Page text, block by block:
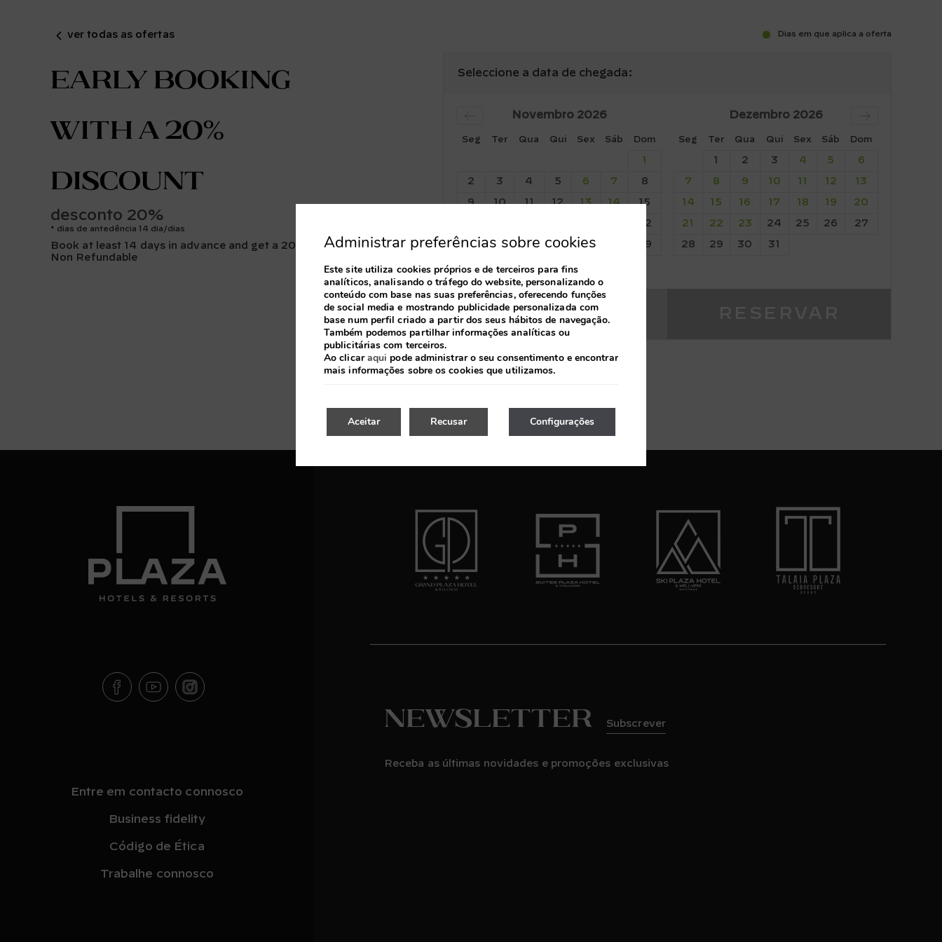
ver todas as ofertas
Early Booking
with a 20%
discount
desconto 20%
dias de antedência 14 dia/dias
Book at least 14 days in advance and get a 20% discount.
Non Refundable
Dias em que aplica a oferta
Seleccione a data de chegada:
Novembro 2026
Seg Ter Qua Qui Sex Sáb Dom
1
2 3 4 5 6 7 8
9 10 11 12 13 14 15
22
23 24 25 26 27 29
30
Dezembro 2026
Seg Ter Qua Qui Sex Sáb Dom
1 2 3 4 5 6
7 8 9 10 11 12 13
14 15 16 17 18 19 20
21 22 23 24 25 26 27
28 29 30 31
Noites
Entre em contacto connosco
Business fidelity
Código de Ética
Trabalhe connosco
Newsletter Subscrever
Receba as últimas novidades e promoções exclusivas
Administrar preferências sobre cookies
Este site utiliza cookies próprios e de terceiros para fins
analíticos, analisando o tráfego do website, personalizando o
conteúdo com base nas suas preferências, oferecendo funções
de social media e mostrando publicidade personalizada com
base num perfil criado a partir dos seus hábitos de navegação.
Também podemos partilhar informações analíticas ou
publicitárias com terceiros.
Ao clicaraqui pode administrar o seu consentimento e encontrar
mais informações sobre os cookies que utilizamos.
Aceitar Configurações
Recusar